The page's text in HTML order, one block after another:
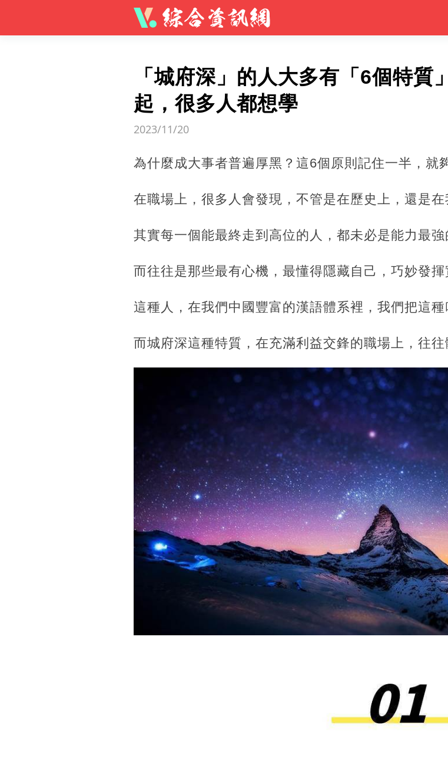
「城府深」的人大多有「6個特質
起，很多人都想學
2023/11/20
為什麼成大事者普遍厚黑？這6個原則記住一半，就
在職場上，很多人會發現，不管是在歷史上，還是在
其實每一個能最終走到高位的人，都未必是能力最強
而往往是那些最有心機，最懂得隱藏自己，巧妙發揮
這種人，在我們中國豐富的漢語體系裡，我們把這種
而城府深這種特質，在充滿利益交鋒的職場上，往往